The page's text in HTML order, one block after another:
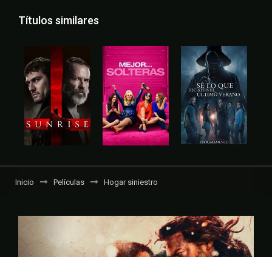
Títulos similares
Inicio Películas Hogar siniestro